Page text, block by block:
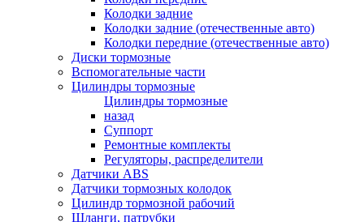
Колодки задние
Колодки задние (отечественные авто)
Колодки передние (отечественные авто)
Диски тормозные
Вспомогательные части
Цилиндры тормозные
Цилиндры тормозные
назад
Суппорт
Ремонтные комплекты
Регуляторы, распределители
Датчики ABS
Датчики тормозных колодок
Цилиндр тормозной рабочий
Шланги, патрубки